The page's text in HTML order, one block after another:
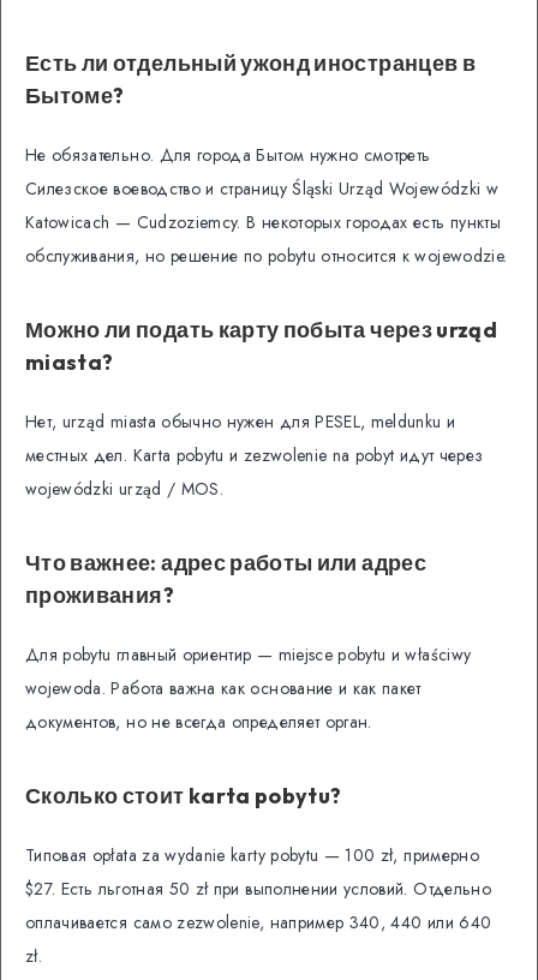
Есть ли отдельный ужонд иностранцев в
Бытоме?
Не обязательно. Для города Бытом нужно смотреть
Силезское воеводство и страницу Śląski Urząd Wojewódzki w
Katowicach — Cudzoziemcy. В некоторых городах есть пункты
обслуживания, но решение по pobytu относится к wojewodzie.
Можно ли подать карту побыта через urząd
miasta?
Нет, urząd miasta обычно нужен для PESEL, meldunku и
местных дел. Karta pobytu и zezwolenie na pobyt идут через
wojewódzki urząd / MOS.
Что важнее: адрес работы или адрес
проживания?
Для pobytu главный ориентир — miejsce pobytu и właściwy
wojewoda. Работа важна как основание и как пакет
документов, но не всегда определяет орган.
Сколько стоит karta pobytu?
Типовая opłata za wydanie karty pobytu — 100 zł, примерно
$27. Есть льготная 50 zł при выполнении условий. Отдельно
оплачивается само zezwolenie, например 340, 440 или 640
zł.